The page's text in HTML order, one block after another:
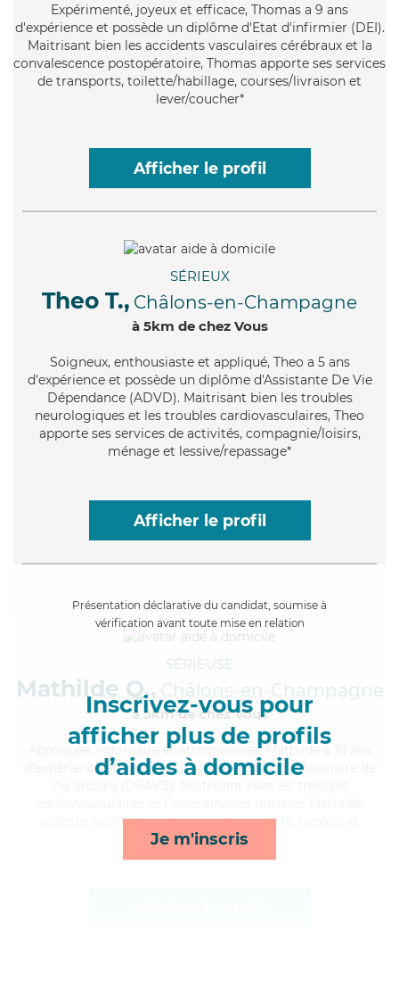
Expérimenté, joyeux et efficace, Thomas a 9 ans
d'expérience et possède un diplôme d'Etat d'infirmier (DEI).
Maitrisant bien les accidents vasculaires cérébraux et la
convalescence postopératoire, Thomas apporte ses services
de transports, toilette/habillage, courses/livraison et
lever/coucher*
Afficher le profil
SÉRIEUX
Theo T., Châlons-en-Champagne
à 5km de chez Vous
Soigneux, enthousiaste et appliqué, Theo a 5 ans
d'expérience et possède un diplôme d'Assistante De Vie
Dépendance (ADVD). Maitrisant bien les troubles
neurologiques et les troubles cardiovasculaires, Theo
apporte ses services de activités, compagnie/loisirs,
ménage et lessive/repassage*
Afficher le profil
Présentation déclarative du candidat, soumise à
vérification avant toute mise en relation
Inscrivez-vous pour
afficher plus de profils
d’aides à domicile
Je m'inscris
SÉRIEUSE
Mathilde Q., Châlons-en-Champagne
à 5km de chez Vous
, volontaire et attentionnée, Mathilde a 10 ans
d'expérience et possède un diplôme d'État d'Auxiliaire de
apporte ses services de repas, transports, rappels et
courses/livraison*